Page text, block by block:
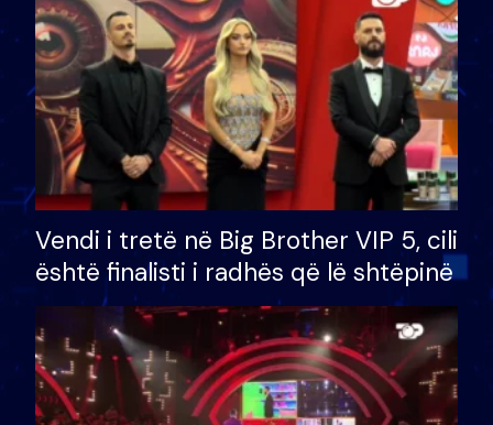
Vendi i tretë në Big Brother VIP 5, cili
është finalisti i radhës që lë shtëpinë